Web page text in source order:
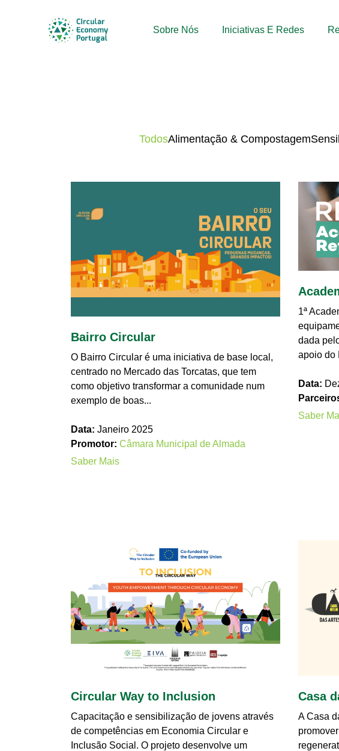
Sobre Nós Iniciativas E Redes
TodosAlimentação & Compostagem
Bairro Circular
O Bairro Circular é uma iniciativa de base local,
centrado no Mercado das Torcatas, que tem
como objetivo transformar a comunidade num
exemplo de boas...
Data: Janeiro 2025
Promotor: Câmara Municipal de Almada
Saber Mais
1ª
dada
apoio do
Data:
Saber
Circular Way to Inclusion
Capacitação e sensibilização de jovens através
de competências em Economia Circular e
Inclusão Social. O projeto desenvolve um
Casa
A Casa